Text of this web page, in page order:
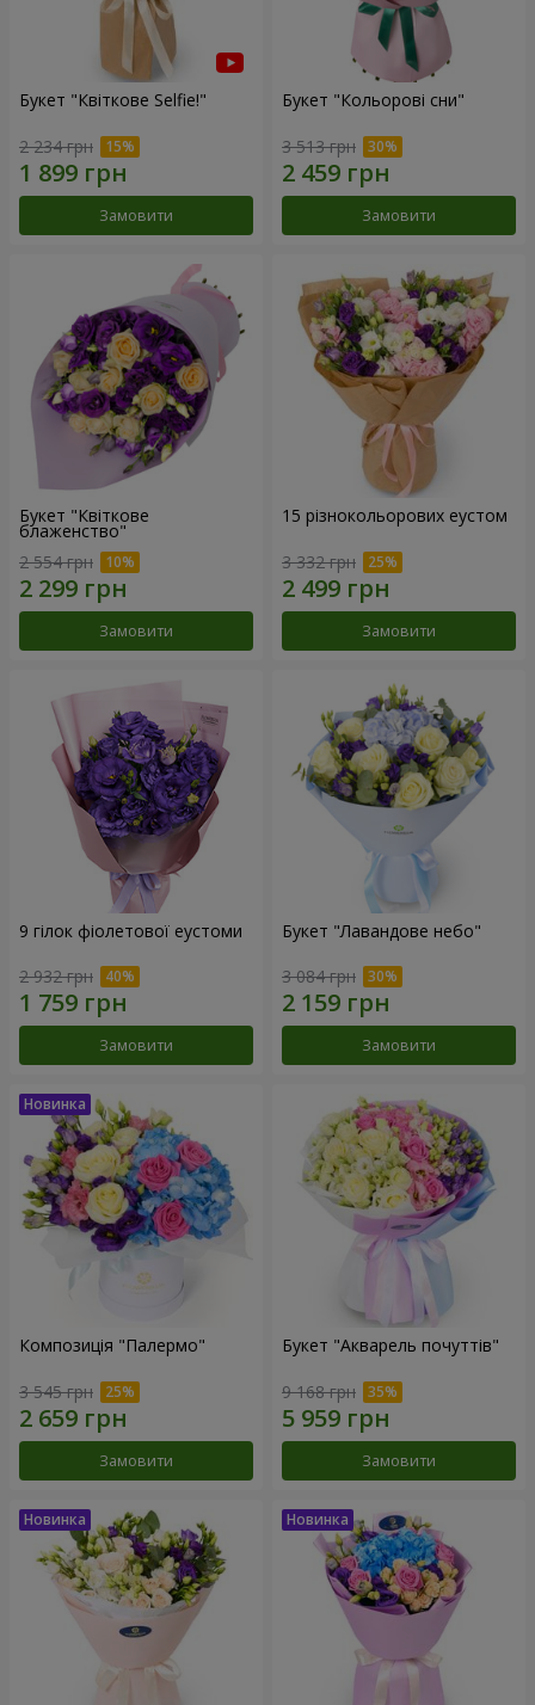
Букет "Квіткове Selfie!"
2 234 грн
Замовити
Букет "Кольорові сни"
3 513 грн
Замовити
Букет "Квіткове
блаженство"
2 554 грн
Замовити
15 різнокольорових еустом
3 332 грн
Замовити
9 гілок фіолетової еустоми
2 932 грн
Замовити
Букет "Лавандове небо"
3 084 грн
Замовити
Композиція "Палермо"
3 545 грн
Замовити
Букет "Акварель почуттів"
9 168 грн
Замовити